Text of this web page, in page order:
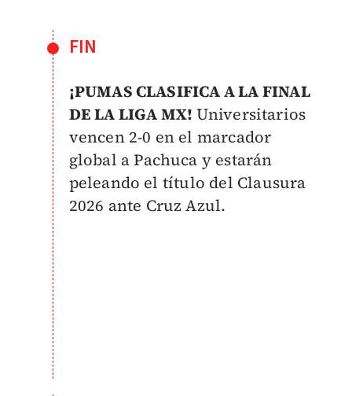
FIN
¡PUMAS CLASIFICA A LA FINAL
DE LA LIGA MX! Universitarios
vencen 2-0 en el marcador
global a Pachuca y estarán
peleando el título del Clausura
2026 ante Cruz Azul.